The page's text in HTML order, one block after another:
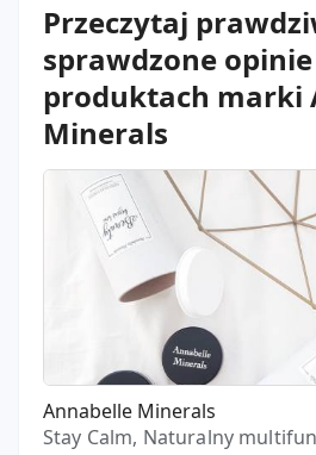
Przeczytaj
sprawdzone
produktach marki
Minerals
Annabelle Minerals
Stay Calm, Naturalny